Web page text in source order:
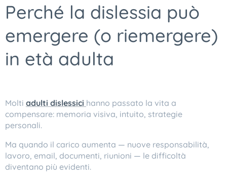
Perché la dislessia può
emergere (o riemergere)
in età adulta
Molti adulti dislessici hanno passato la vita a
compensare: memoria visiva, intuito, strategie
personali.
Ma quando il carico aumenta — nuove responsabilità,
lavoro, email, documenti, riunioni — le difficoltà
diventano più evidenti.